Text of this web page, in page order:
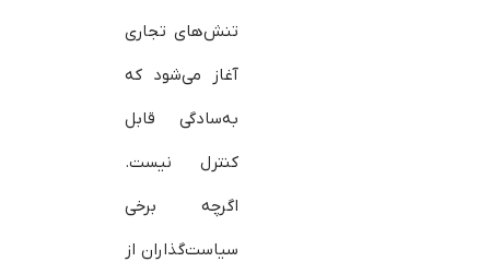
تنش‌های تجاری
آغاز می‌شود که
به‌سادگی قابل
کنترل نیست.
اگرچه برخی
سیاست‌گذاران از